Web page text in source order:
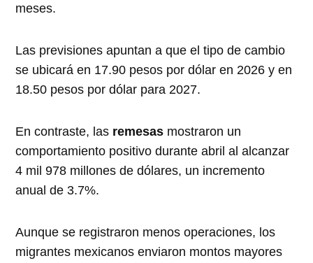
meses.
Las previsiones apuntan a que el tipo de cambio
se ubicará en 17.90 pesos por dólar en 2026 y en
18.50 pesos por dólar para 2027.
En contraste, las remesas mostraron un
comportamiento positivo durante abril al alcanzar
4 mil 978 millones de dólares, un incremento
anual de 3.7%.
Aunque se registraron menos operaciones, los
migrantes mexicanos enviaron montos mayores